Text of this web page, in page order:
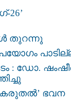
തുറന്നു
: ഡോ.
ഭവന